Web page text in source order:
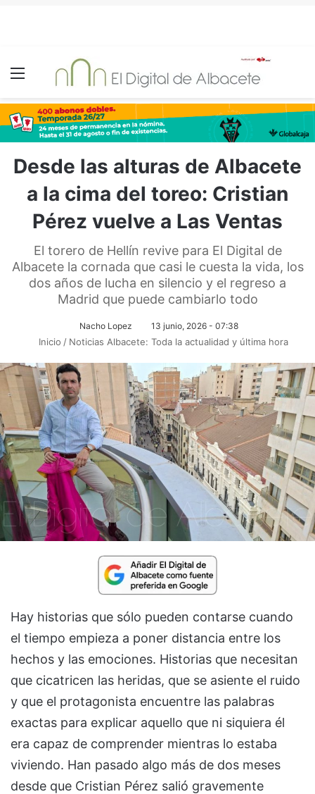
Menú
Desde las alturas de Albacete
a la cima del toreo: Cristian
Pérez vuelve a Las Ventas
El torero de Hellín revive para El Digital de
Albacete la cornada que casi le cuesta la vida, los
dos años de lucha en silencio y el regreso a
Madrid que puede cambiarlo todo
Nacho Lopez 13 junio, 2026 - 07:38
Inicio / Noticias Albacete: Toda la actualidad y última hora
Hay historias que sólo pueden contarse cuando
el tiempo empieza a poner distancia entre los
hechos y las emociones. Historias que necesitan
que cicatricen las heridas, que se asiente el ruido
y que el protagonista encuentre las palabras
exactas para explicar aquello que ni siquiera él
era capaz de comprender mientras lo estaba
viviendo. Han pasado algo más de dos meses
desde que Cristian Pérez salió gravemente